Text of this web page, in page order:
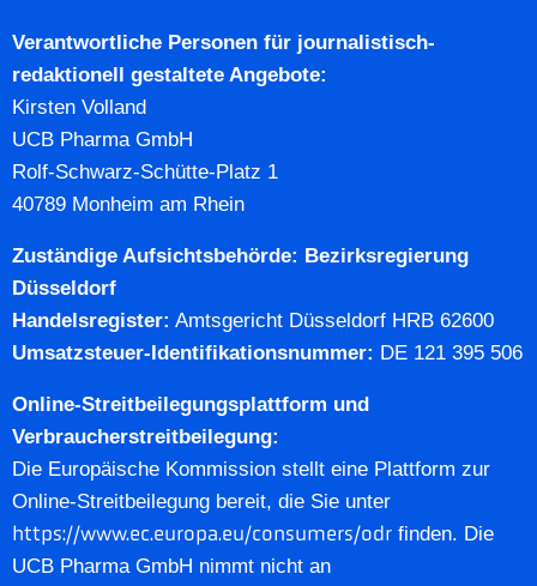
Verantwortliche Personen für journalistisch-
redaktionell gestaltete Angebote:
Kirsten Volland
UCB Pharma GmbH
Rolf-Schwarz-Schütte-Platz 1
40789 Monheim am Rhein
Zuständige Aufsichtsbehörde: Bezirksregierung
Düsseldorf
Handelsregister: Amtsgericht Düsseldorf HRB 62600
Umsatzsteuer-Identifikationsnummer: DE 121 395 506
Online-Streitbeilegungsplattform und
Verbraucherstreitbeilegung:
Die Europäische Kommission stellt eine Plattform zur
Online-Streitbeilegung bereit, die Sie unter
https://www.ec.europa.eu/consumers/odr finden. Die
UCB Pharma GmbH nimmt nicht an